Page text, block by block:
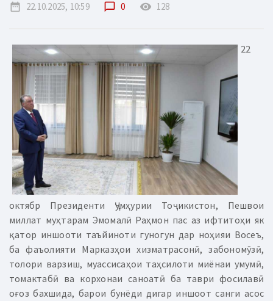
date_range 22.10.2025, 10:59 chat_bubble_outline 0 remove_red_eye 128
22
октябр Президенти Ҷумҳурии Тоҷикистон, Пешвои
миллат муҳтарам Эмомалӣ Раҳмон пас аз ифтитоҳи як
қатор иншооти таъйиноти гуногун дар ноҳияи Восеъ,
ба фаъолияти Марказҳои хизматрасонӣ, забономӯзӣ,
толори варзиш, муассисаҳои таҳсилоти миёнаи умумӣ,
томактабӣ ва корхонаи саноатӣ ба таври фосилавӣ
оғоз бахшида, барои бунёди дигар иншоот санги асос